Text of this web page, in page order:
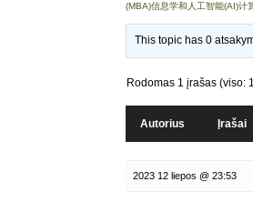
(MBA)信息学和人工智能(AI)
This topic has 0
Rodomas 1 įrašas (viso:
Autorius Įrašai
2023 12 liepos @ 23:53